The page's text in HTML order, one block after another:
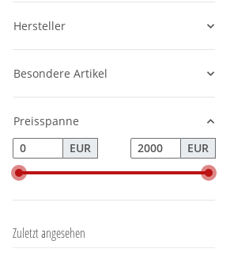
Hersteller
Besondere Artikel
Preisspanne
EUR
EUR
Zuletzt angesehen